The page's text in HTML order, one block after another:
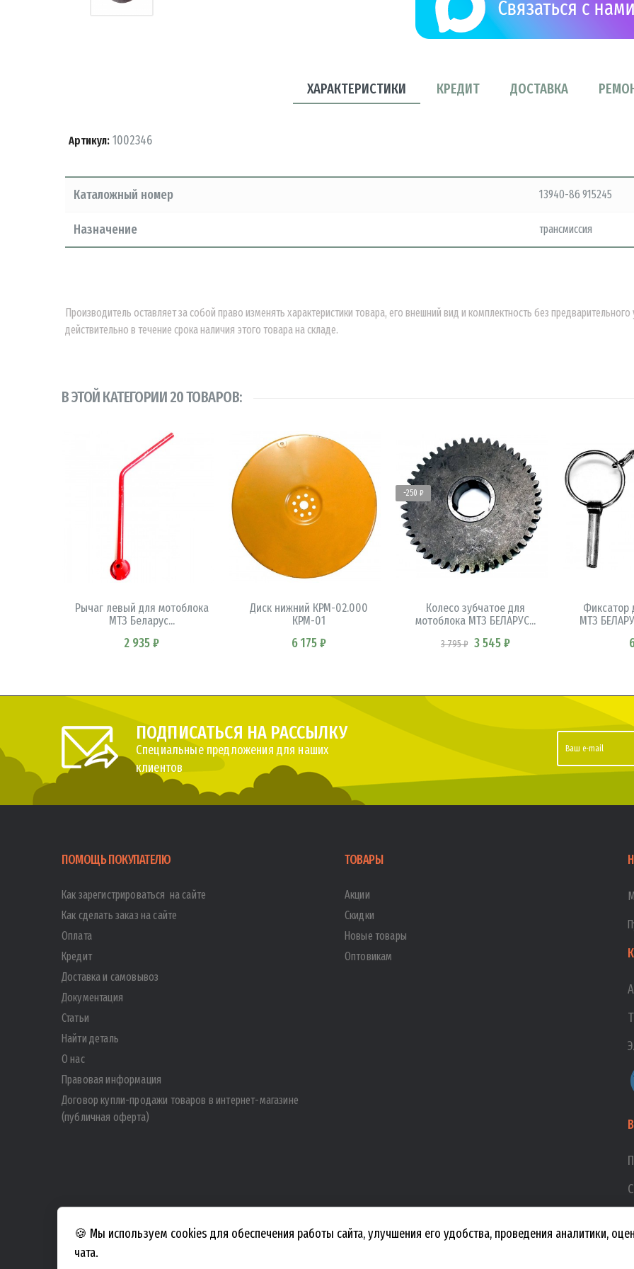
ХАРАКТЕРИСТИКИ КРЕДИТ ДОСТАВКА
Артикул: 1002346
Каталожный номер 13940-86 915245
Назначение трансмиссия
Производитель оставляет за собой право изменять характеристики товара, его внешний вид и комплектность без
действительно в течение срока наличия этого товара на складе.
В ЭТОЙ КАТЕГОРИИ 20 ТОВАРОВ:
Рычаг левый для мотоблока
МТЗ Беларус...
2 935 ₽
В КОРЗИНУ
Диск нижний КРМ-02.000
КРМ-01
6 175 ₽
-250 ₽
Колесо зубчатое для
мотоблока МТЗ БЕЛАРУС...
3 795 ₽ 3 545 ₽
В КОРЗИНУ
Фиксатор
МТЗ
ПОДПИСАТЬСЯ НА РАССЫЛКУ
Специальные предложения для наших
клиентов
ПОМОЩЬ ПОКУПАТЕЛЮ
Как зарегистрироваться на сайте
Как сделать заказ на сайте
Оплата
Кредит
Доставка и самовывоз
Документация
Статьи
Найти деталь
О нас
Правовая информация
Договор купли-продажи товаров в интернет-магазине
(публичная оферта)
ТОВАРЫ
Акции
Скидки
Новые товары
Оптовикам
🍪 Мы используем cookies для обеспечения работы сайта, улучшения его удобства, проведения аналитики,
чата.